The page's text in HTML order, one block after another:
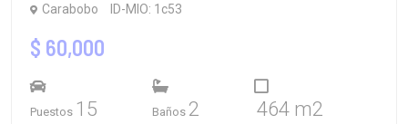
Carabobo ID-MIO: 1c53
$ 60,000
Puestos 15 Baños 2 464 m2